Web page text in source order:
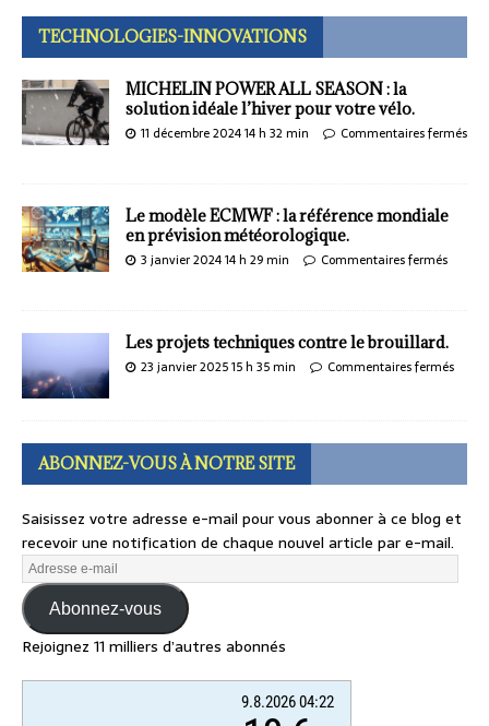
TECHNOLOGIES-INNOVATIONS
MICHELIN POWER ALL SEASON : la
solution idéale l’hiver pour votre vélo.
11 décembre 2024 14 h 32 min Commentaires fermés
Le modèle ECMWF : la référence mondiale
en prévision météorologique.
3 janvier 2024 14 h 29 min Commentaires fermés
Les projets techniques contre le brouillard.
23 janvier 2025 15 h 35 min Commentaires fermés
ABONNEZ-VOUS À NOTRE SITE
Saisissez votre adresse e-mail pour vous abonner à ce blog et
recevoir une notification de chaque nouvel article par e-mail.
Abonnez-vous
Rejoignez 11 milliers d’autres abonnés